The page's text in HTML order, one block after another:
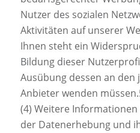
Nutzer des sozialen
Aktivitäten auf unserer
Ihnen steht ein
Bildung dieser
Ausübung dessen an den
Anbieter wenden
(4) Weitere Informationen
der Datenerhebung und